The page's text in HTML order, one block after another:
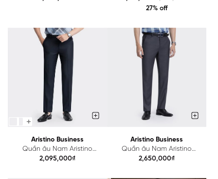
27% off
Aristino Business
Quần âu Nam Aristino
Business Wool 1TR0110Z
2,095,000₫
Aristino Business
Quần âu Nam Aristino
Business Wool 1TR0040Z
2,650,000₫